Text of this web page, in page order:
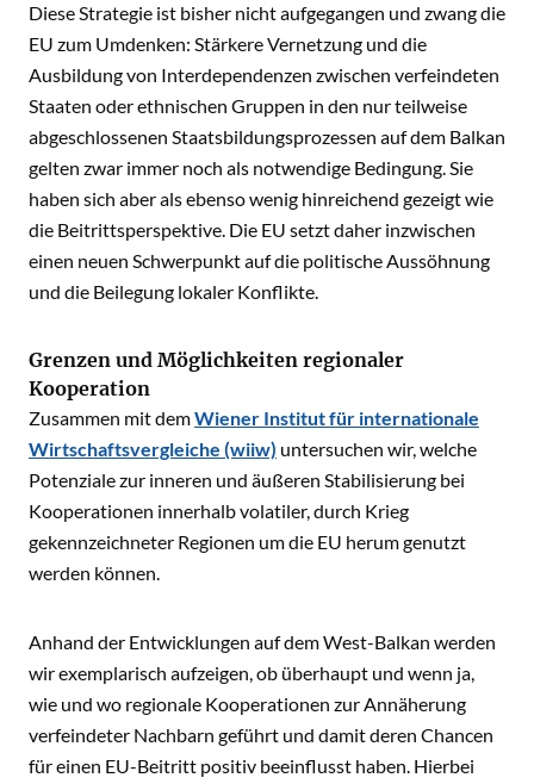
Diese Strategie ist bisher nicht aufgegangen und zwang die
EU zum Umdenken: Stärkere Vernetzung und die
Ausbildung von Interdependenzen zwischen verfeindeten
Staaten oder ethnischen Gruppen in den nur teilweise
abgeschlossenen Staatsbildungsprozessen auf dem Balkan
gelten zwar immer noch als notwendige Bedingung. Sie
haben sich aber als ebenso wenig hinreichend gezeigt wie
die Beitrittsperspektive. Die EU setzt daher inzwischen
einen neuen Schwerpunkt auf die politische Aussöhnung
und die Beilegung lokaler Konflikte.
Grenzen und Möglichkeiten regionaler
Kooperation
Zusammen mit demWiener Institut für internationale
Wirtschaftsvergleiche (wiiw) untersuchen wir, welche
Potenziale zur inneren und äußeren Stabilisierung bei
Kooperationen innerhalb volatiler, durch Krieg
gekennzeichneter Regionen um die EU herum genutzt
werden können.
Anhand der Entwicklungen auf dem West-Balkan werden
wir exemplarisch aufzeigen, ob überhaupt und wenn ja,
wie und wo regionale Kooperationen zur Annäherung
verfeindeter Nachbarn geführt und damit deren Chancen
für einen EU-Beitritt positiv beeinflusst haben. Hierbei